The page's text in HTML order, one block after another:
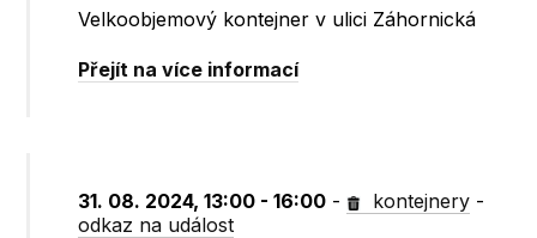
Velkoobjemový kontejner v ulici Záhornická
Přejít na více informací
31. 08. 2024, 13:00 - 16:00 - kontejnery -
odkaz na událost